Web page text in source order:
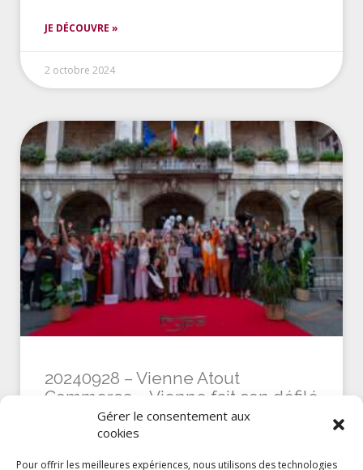
Gérer le consentement aux
cookies
Pour offrir les meilleures expériences, nous utilisons des technologies
JE DÉCOUVRE »
2 octobre 2024
20240928 – Vienne Atout
Commerce – Vienne fait son défilé